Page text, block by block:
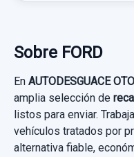
FORD FIESTA
Garantía 1 año
Ref: 662485
11,56 €
usado.
FORD FIESTA
Garantía 1 año
Sobre FORD
En AUTODESGUACE
amplia selección de
listos para enviar.
vehículos tratados por
alternativa fiable,